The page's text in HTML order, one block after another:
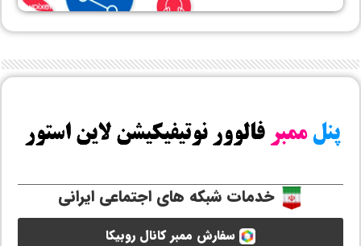
خدمات شبکه های اجتماعی ایرانی
سفارش ممبر کانال روبیکا